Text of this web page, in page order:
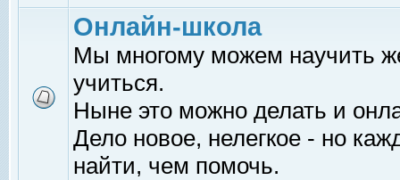
Онлайн-школа
Мы многому можем научить
учиться.
Ныне это можно делать и
Дело новое, нелегкое - но
найти, чем помочь.